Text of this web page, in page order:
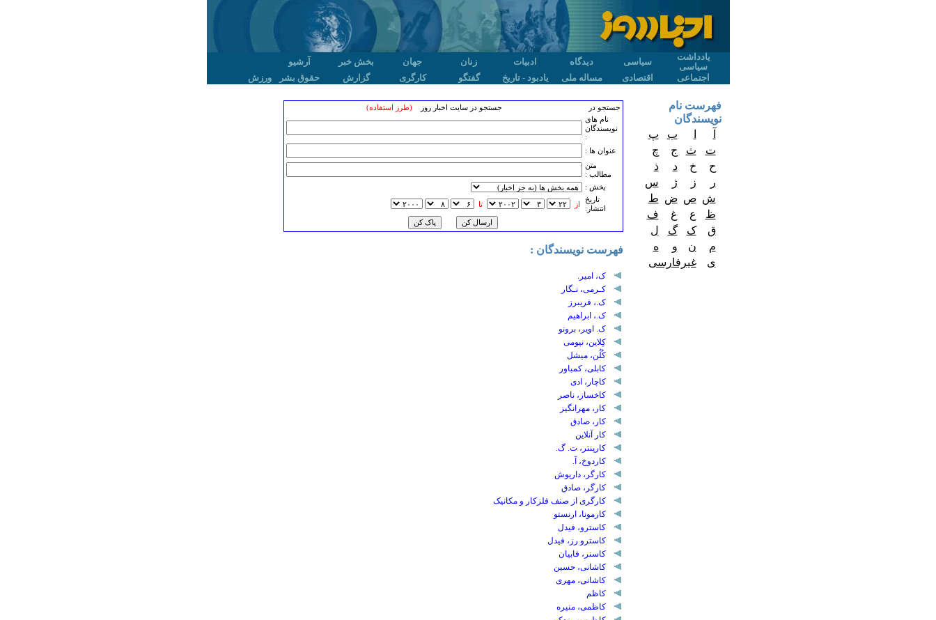
یادداشت
سیاسی
سیاسی دیدگاه ادبیات زنان جهان بخش خبر
آرشیو
اجتماعی
اقتصادی مساله ملی یادبود - تاریخ گفتگو کارگری گزارش حقوق بشر ورزش
جستجو در جستجو در سایت اخبار روز(طرز استفاده)
نام های
نویسندگان
:
عنوان ها :
متن
مطالب :
بخش :
تاريخ
انتشار:
از تا
فهرست نویسندگان :
ک، امیر.
کـرمی، نـگار
ک.، فریبرز
ک.، ابراهیم
ک. اویر، برونو
کِلاین، نیومی
کُلُن، میشل
کابلی، کمباور
کاچار، ادی
کاخساز، ناصر
کار، مهرانگیز
کار، صادق
کار آنلاین
کارپنتر، ت. گ.
کاردوخ، آ.
کارگر، داریوش
کارگر، صادق
کارگری از صنف فلزکار و مکانیک
کارمونا، ارنستو
کاسترو، فیدل
کاسترو رز، فیدل
کاسنر، فابیان
کاشانی، حسین
کاشانی، مهری
کاظم
کاظمی، منیره
فهرست نام
نویسندگان
ب
پ
ت
ث ج
چ
ح
خ د
ذ
ر
ز ژ
س
ش ص ض ط
ظ
ع غ
ف
ق
ک گ
ل
م
ن و
ه
ی
غیرفارسی